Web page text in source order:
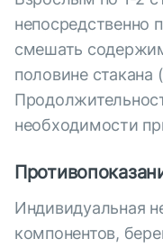
непосредственно
смешать
половине
необходимости
Индивидуальная
компонентов,